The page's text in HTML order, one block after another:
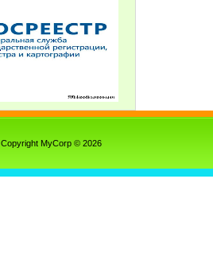
Copyright MyCorp © 2026